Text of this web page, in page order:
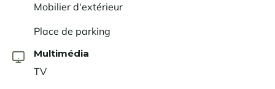
Mobilier d'extérieur
Place de parking
Multimédia
TV